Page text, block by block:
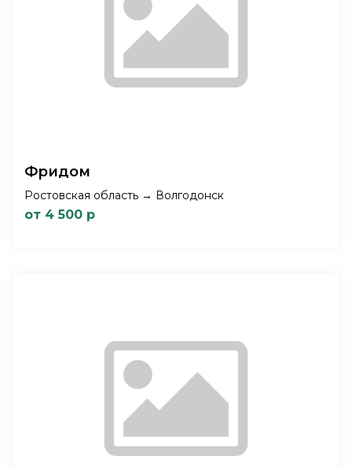
Фридом
Ростовская область → Волгодонск
от 4 500 р